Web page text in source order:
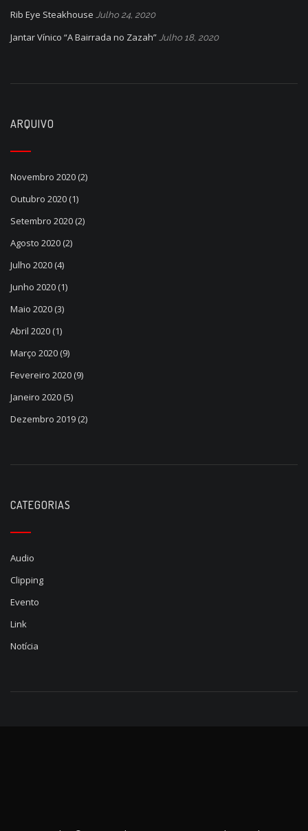
Rib Eye Steakhouse Julho 24, 2020
Jantar Vínico “A Bairrada no Zazah” Julho 18, 2020
ARQUIVO
Novembro 2020 (2)
Outubro 2020 (1)
Setembro 2020 (2)
Agosto 2020 (2)
Julho 2020 (4)
Junho 2020 (1)
Maio 2020 (3)
Abril 2020 (1)
Março 2020 (9)
Fevereiro 2020 (9)
Janeiro 2020 (5)
Dezembro 2019 (2)
CATEGORIAS
Audio
Clipping
Evento
Link
Notícia